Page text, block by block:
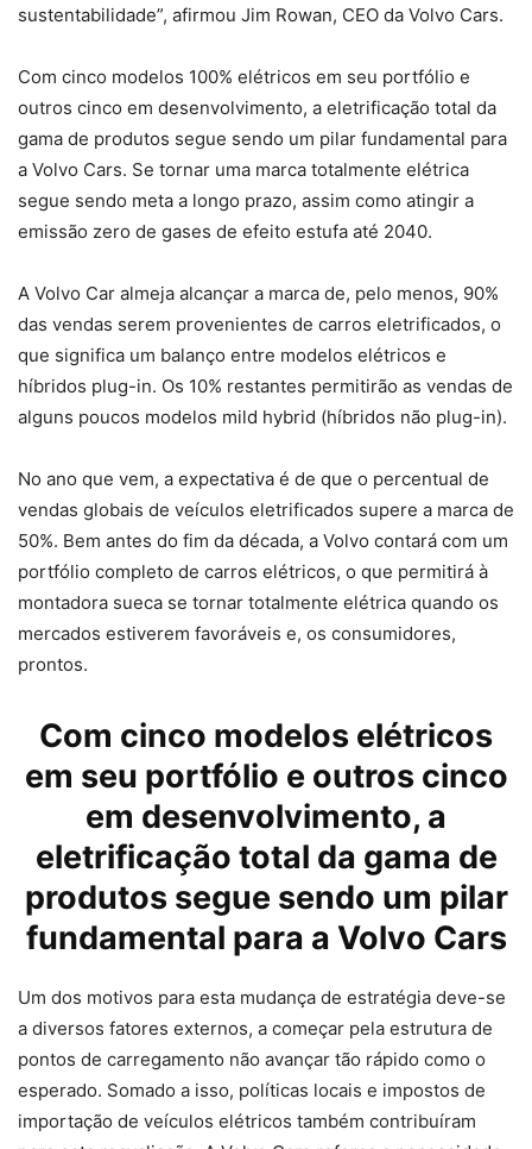
sustentabilidade”, afirmou Jim Rowan, CEO da Volvo Cars.
Com cinco modelos 100% elétricos em seu portfólio e
outros cinco em desenvolvimento, a eletrificação total da
gama de produtos segue sendo um pilar fundamental para
a Volvo Cars. Se tornar uma marca totalmente elétrica
segue sendo meta a longo prazo, assim como atingir a
emissão zero de gases de efeito estufa até 2040.
A Volvo Car almeja alcançar a marca de, pelo menos, 90%
das vendas serem provenientes de carros eletrificados, o
que significa um balanço entre modelos elétricos e
híbridos plug-in. Os 10% restantes permitirão as vendas de
alguns poucos modelos mild hybrid (híbridos não plug-in).
No ano que vem, a expectativa é de que o percentual de
vendas globais de veículos eletrificados supere a marca de
50%. Bem antes do fim da década, a Volvo contará com um
portfólio completo de carros elétricos, o que permitirá à
montadora sueca se tornar totalmente elétrica quando os
mercados estiverem favoráveis e, os consumidores,
prontos.
Com cinco modelos elétricos
em seu portfólio e outros cinco
em desenvolvimento, a
eletrificação total da gama de
produtos segue sendo um pilar
fundamental para a Volvo Cars
Um dos motivos para esta mudança de estratégia deve-se
a diversos fatores externos, a começar pela estrutura de
pontos de carregamento não avançar tão rápido como o
esperado. Somado a isso, políticas locais e impostos de
importação de veículos elétricos também contribuíram